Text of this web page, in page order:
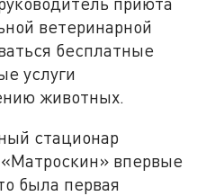
ветеринарной
бесплатные
услуги
животных.
стационар
впервые
была первая